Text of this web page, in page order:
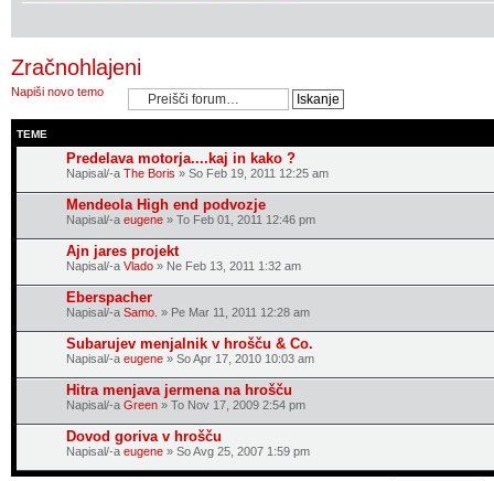
Zračnohlajeni
Napiši novo temo
TEME
Predelava motorja....kaj in kako ?
Napisal/-a The Boris » So Feb 19, 2011 12:25 am
Mendeola High end podvozje
Napisal/-a eugene » To Feb 01, 2011 12:46 pm
Ajn jares projekt
Napisal/-a Vlado » Ne Feb 13, 2011 1:32 am
Eberspacher
Napisal/-a Samo. » Pe Mar 11, 2011 12:28 am
Subarujev menjalnik v hrošču & Co.
Napisal/-a eugene » So Apr 17, 2010 10:03 am
Hitra menjava jermena na hrošču
Napisal/-a Green » To Nov 17, 2009 2:54 pm
Dovod goriva v hrošču
Napisal/-a eugene » So Avg 25, 2007 1:59 pm